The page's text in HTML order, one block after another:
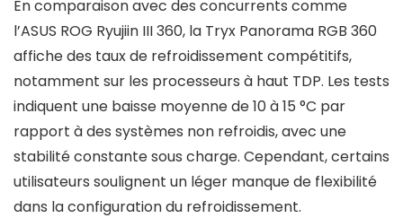
En comparaison avec des concurrents comme
l’ASUS ROG Ryujiin III 360, la Tryx Panorama RGB 360
affiche des taux de refroidissement compétitifs,
notamment sur les processeurs à haut TDP. Les tests
indiquent une baisse moyenne de 10 à 15 °C par
rapport à des systèmes non refroidis, avec une
stabilité constante sous charge. Cependant, certains
utilisateurs soulignent un léger manque de flexibilité
dans la configuration du refroidissement.